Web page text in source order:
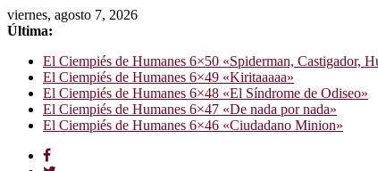
viernes, agosto 7, 2026
Última:
El Ciempiés de Humanes 6×50 «Spiderman, Castigador,
El Ciempiés de Humanes 6×49 «Kiritaaaaa»
El Ciempiés de Humanes 6×48 «El Síndrome de Odiseo»
El Ciempiés de Humanes 6×47 «De nada por nada»
El Ciempiés de Humanes 6×46 «Ciudadano Minion»